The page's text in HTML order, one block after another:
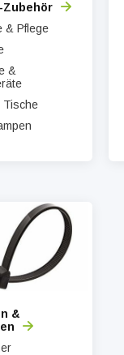
& Pflege
&
Tische
&